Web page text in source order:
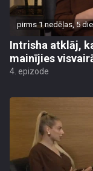
pirms 1 nedēļas, 5
Intrisha atklāj,
mainījies
4. epizode